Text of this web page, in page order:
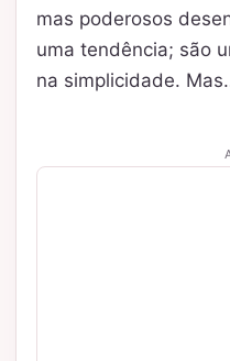
mas poderosos
uma tendência; são
na simplicidade.